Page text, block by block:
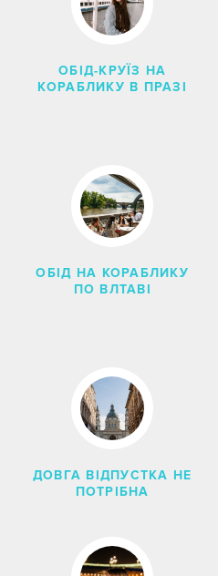
ОБІД-КРУЇЗ НА
КОРАБЛИКУ В ПРАЗІ
ОБІД НА КОРАБЛИКУ
ПО ВЛТАВІ
ДОВГА ВІДПУСТКА НЕ
ПОТРІБНА